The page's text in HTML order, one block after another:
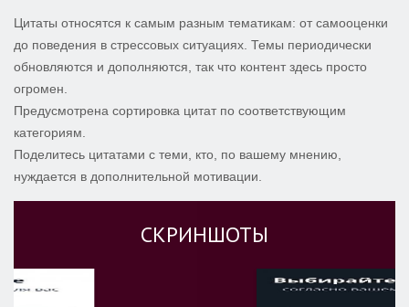
Цитаты относятся к самым разным тематикам: от самооценки
до поведения в стрессовых ситуациях. Темы периодически
обновляются и дополняются, так что контент здесь просто
огромен.
Предусмотрена сортировка цитат по соответствующим
категориям.
Поделитесь цитатами с теми, кто, по вашему мнению,
нуждается в дополнительной мотивации.
СКРИНШОТЫ